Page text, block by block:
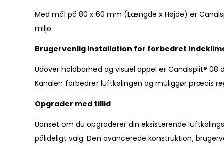
Med mål på 80 x 60 mm (Længde x Højde) er
miljø.
Brugervenlig installation for forbedret
Udover holdbarhed og visuel appel er Canalsplit®
Kanalen forbedrer luftkølingen og muliggør præcis
Opgrader med tillid
Uanset om du opgraderer din eksisterende
pålideligt valg. Den avancerede konstruktion,